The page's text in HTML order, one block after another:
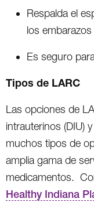
Respalda el
los
Es seguro
Tipos de LARC
Las opciones de
intrauterinos (DIU)
muchos tipos de
amplia gama de
medicamentos.
Healthy Indiana